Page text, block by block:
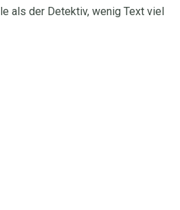
als der Detektiv, wenig Text viel